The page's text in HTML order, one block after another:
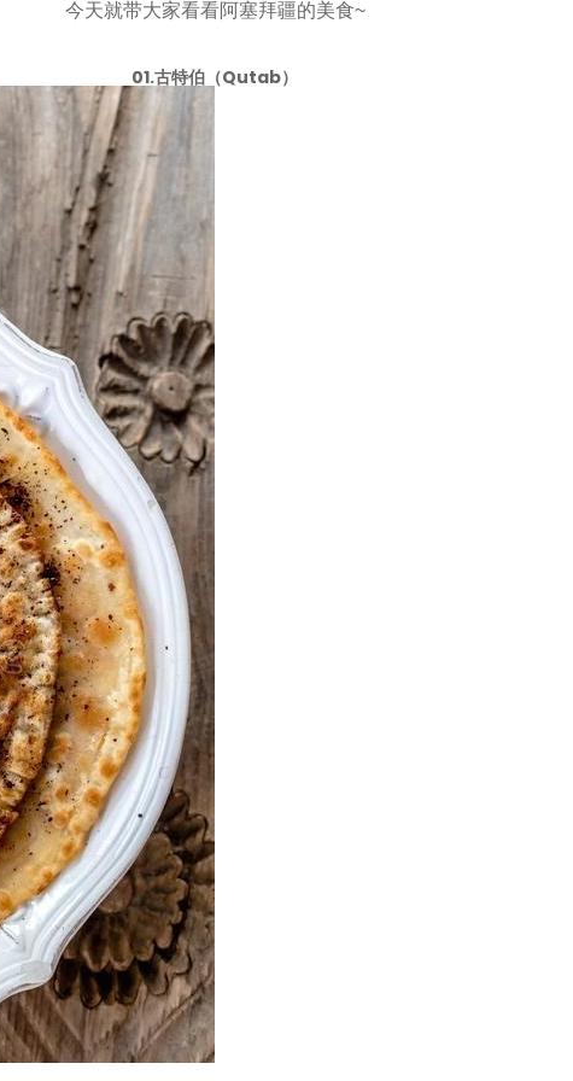
今天就带大家看看阿塞拜疆的美食~
01.古特伯（Qutab）